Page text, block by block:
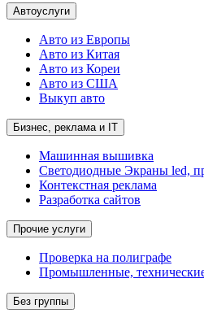
Автоуслуги
Авто из Европы
Авто из Китая
Авто из Кореи
Авто из США
Выкуп авто
Бизнес, реклама и IT
Машинная вышивка
Светодиодные Экраны led,
Контекстная реклама
Разработка сайтов
Прочие услуги
Проверка на полиграфе
Промышленные,
Без группы